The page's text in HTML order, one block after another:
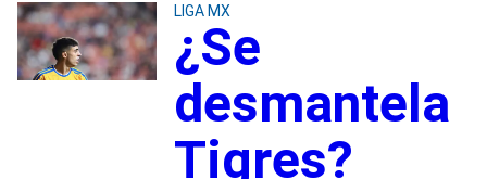
LIGA MX
¿Se
desmantela
Tigres?